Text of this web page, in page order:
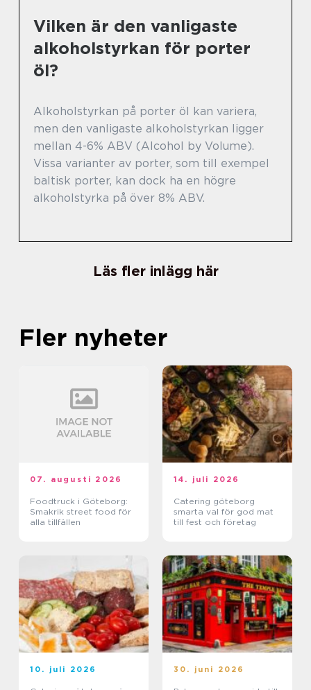
Vilken är den vanligaste
alkoholstyrkan för porter
öl?
Alkoholstyrkan på porter öl kan variera,
men den vanligaste alkoholstyrkan ligger
mellan 4-6% ABV (Alcohol by Volume).
Vissa varianter av porter, som till exempel
baltisk porter, kan dock ha en högre
alkoholstyrka på över 8% ABV.
Läs fler inlägg här
Fler nyheter
07. augusti 2026
Foodtruck i Göteborg:
Smakrik street food för
alla tillfällen
14. juli 2026
Catering göteborg
smarta val för god mat
till fest och företag
10. juli 2026 30. juni 2026